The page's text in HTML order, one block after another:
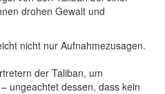
drohen Gewalt und
nicht nur Aufnahmezusagen.
der Taliban, um
ungeachtet dessen, dass kein